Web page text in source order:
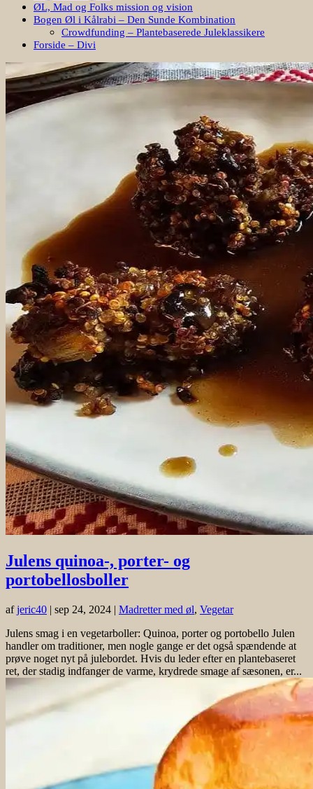
ØL, Mad og Folks mission og vision
Bogen Øl i Kålrabi – Den Sunde Kombination
Crowdfunding – Plantebaserede Juleklassikere
Forside – Divi
Julens quinoa-, porter- og
portobellosboller
afjeric40 | sep 24, 2024 | Madretter med øl, Vegetar
Julens smag i en vegetarboller: Quinoa, porter og portobello Julen
handler om traditioner, men nogle gange er det også spændende at
prøve noget nyt på julebordet. Hvis du leder efter en plantebaseret
ret, der stadig indfanger de varme, krydrede smage af sæsonen, er...